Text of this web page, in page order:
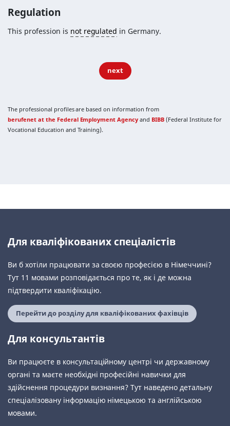
Regulation
This profession is not regulated in Germany.
next
The professional profiles are based on information from
berufenet at the Federal Employment Agency and BIBB (Federal Institute for
Vocational Education and Training).
Для кваліфікованих спеціалістів
Ви б хотіли працювати за своєю професією в Німеччині?
Тут 11 мовами розповідається про те, як і де можна
підтвердити кваліфікацію.
Перейти до розділу для кваліфікованих фахівців
Для консультантів
Ви працюєте в консультаційному центрі чи державному
органі та маєте необхідні професійні навички для
здійснення процедури визнання? Тут наведено детальну
спеціалізовану інформацію німецькою та англійською
мовами.